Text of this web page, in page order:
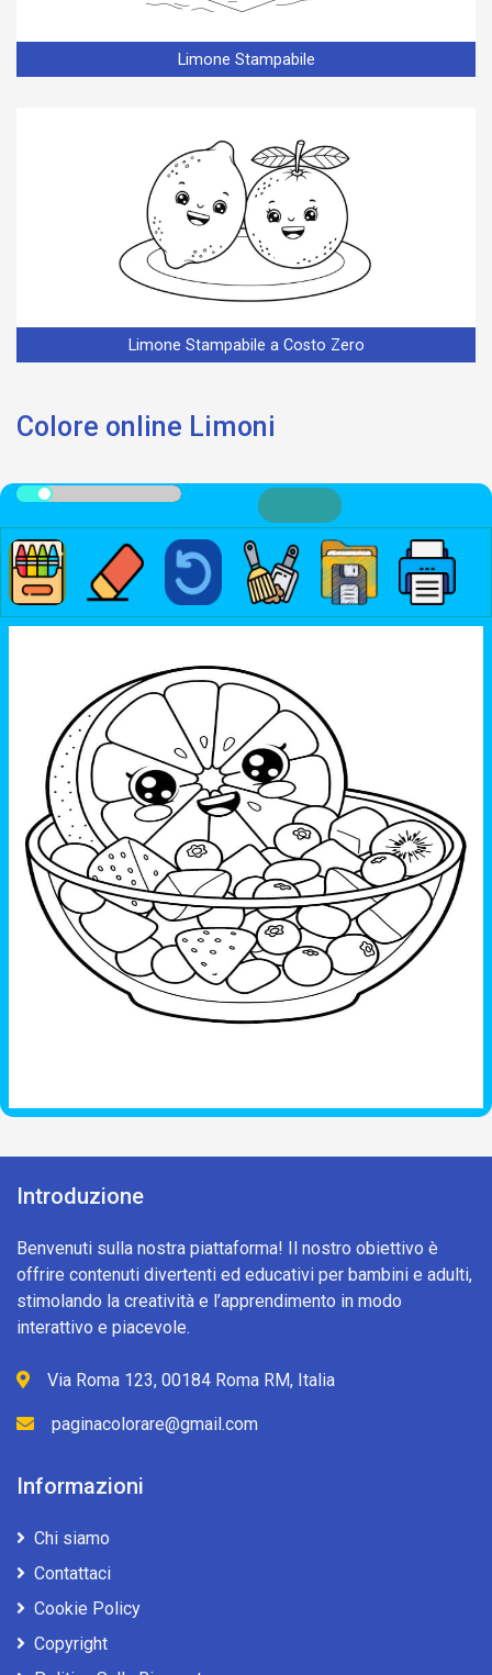
Limone Stampabile
Limone Stampabile a Costo Zero
Colore online Limoni
Introduzione
Benvenuti sulla nostra piattaforma! Il nostro obiettivo è
offrire contenuti divertenti ed educativi per bambini e adulti,
stimolando la creatività e l’apprendimento in modo
interattivo e piacevole.
Via Roma 123, 00184 Roma RM, Italia
paginacolorare@gmail.com
Informazioni
Chi siamo
Contattaci
Cookie Policy
Copyright